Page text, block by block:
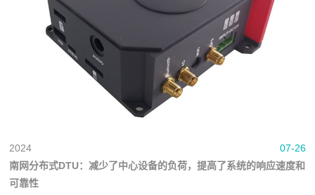
07-26
2024
南网分布式DTU：减少了中心设备的负荷，提高了系统的响应速度和
可靠性